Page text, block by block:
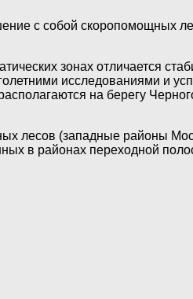
с собой скоропомощных
зонах отличается
исследованиями и
на берегу
лесов (западные районы
в районах переходной